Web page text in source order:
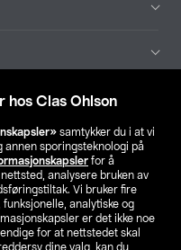
hos Clas Ohlson
samtykker du i at vi
annen sporingsteknologi på
for å
analysere bruken av
Vi bruker fire
analytiske og
er det ikke noe
for at nettstedet skal
dine valg, kan du
FI